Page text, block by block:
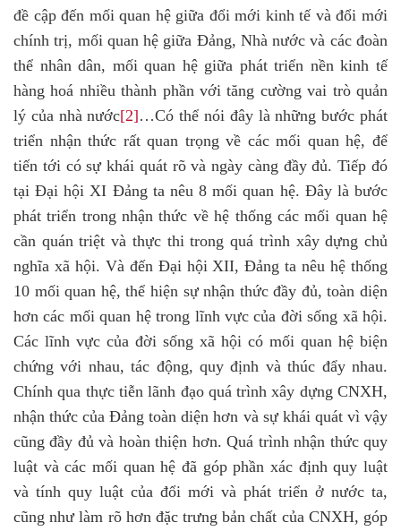
đề cập đến mối quan hệ giữa đổi mới kinh tế và đổi mới
chính trị, mối quan hệ giữa Đảng, Nhà nước và các đoàn
thể nhân dân, mối quan hệ giữa phát triển nền kinh tế
hàng hoá nhiều thành phần với tăng cường vai trò quản
lý của nhà nước[2]…Có thể nói đây là những bước phát
triển nhận thức rất quan trọng về các mối quan hệ, để
tiến tới có sự khái quát rõ và ngày càng đầy đủ. Tiếp đó
tại Đại hội XI Đảng ta nêu 8 mối quan hệ. Đây là bước
phát triển trong nhận thức về hệ thống các mối quan hệ
cần quán triệt và thực thi trong quá trình xây dựng chủ
nghĩa xã hội. Và đến Đại hội XII, Đảng ta nêu hệ thống
10 mối quan hệ, thể hiện sự nhận thức đầy đủ, toàn diện
hơn các mối quan hệ trong lĩnh vực của đời sống xã hội.
Các lĩnh vực của đời sống xã hội có mối quan hệ biện
chứng với nhau, tác động, quy định và thúc đẩy nhau.
Chính qua thực tiễn lãnh đạo quá trình xây dựng CNXH,
nhận thức của Đảng toàn diện hơn và sự khái quát vì vậy
cũng đầy đủ và hoàn thiện hơn. Quá trình nhận thức quy
luật và các mối quan hệ đã góp phần xác định quy luật
và tính quy luật của đổi mới và phát triển ở nước ta,
cũng như làm rõ hơn đặc trưng bản chất của CNXH, góp